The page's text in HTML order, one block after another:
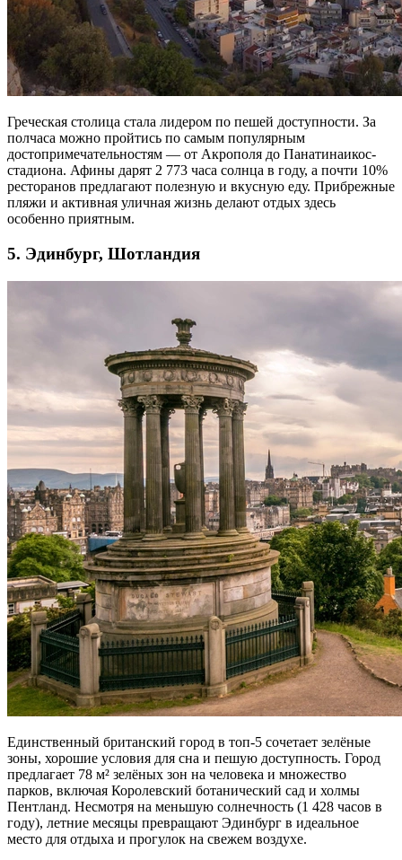
Греческая столица стала лидером по пешей доступности. За
полчаса можно пройтись по самым популярным
достопримечательностям — от Акрополя до Панатинаикос-
стадиона. Афины дарят 2 773 часа солнца в году, а почти 10%
ресторанов предлагают полезную и вкусную еду. Прибрежные
пляжи и активная уличная жизнь делают отдых здесь
особенно приятным.
5. Эдинбург, Шотландия
Единственный британский город в топ-5 сочетает зелёные
зоны, хорошие условия для сна и пешую доступность. Город
предлагает 78 м² зелёных зон на человека и множество
парков, включая Королевский ботанический сад и холмы
Пентланд. Несмотря на меньшую солнечность (1 428 часов в
году), летние месяцы превращают Эдинбург в идеальное
место для отдыха и прогулок на свежем воздухе.